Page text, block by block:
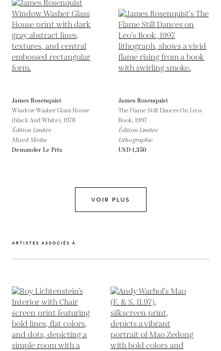
James Rosenquist
Window Washer Glass House
(black And White), 1978
Édition Limitée
Mixed Média
Demander Le Prix
James Rosenquist
The Flame Still Dances On Leos
Book, 1997
Édition Limitée
Lithographie
USD 1,350
VOIR PLUS
ARTISTES ASSOCIÉS À